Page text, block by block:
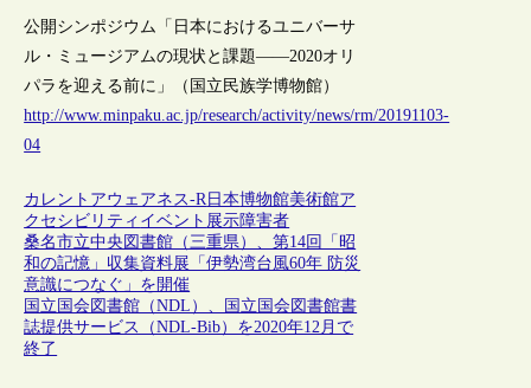
公開シンポジウム「日本におけるユニバーサ
ル・ミュージアムの現状と課題――2020オリ
パラを迎える前に」（国立民族学博物館）
http://www.minpaku.ac.jp/research/activity/news/rm/20191103-
04
カレントアウェアネス-R 日本博物館美術館ア
クセシビリティ イベント 展示障害者
桑名市立中央図書館（三重県）、第14回「昭
和の記憶」収集資料展「伊勢湾台風60年 防災
意識につなぐ」を開催
国立国会図書館（NDL）、国立国会図書館書
誌提供サービス（NDL-Bib）を2020年12月で
終了